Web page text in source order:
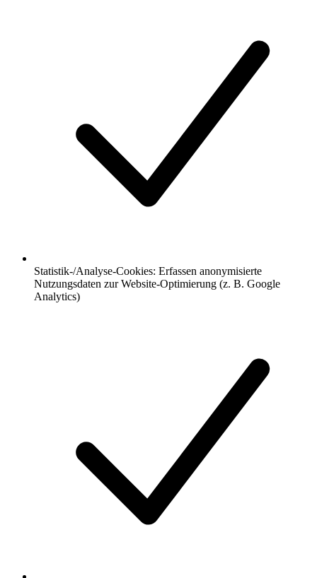
Statistik-/Analyse-Cookies: Erfassen anonymisierte
Nutzungsdaten zur Website-Optimierung (z. B. Google
Analytics)